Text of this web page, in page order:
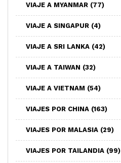
VIAJE A MYANMAR (77)
VIAJE A SINGAPUR (4)
VIAJE A SRI LANKA (42)
VIAJE A TAIWAN (32)
VIAJE A VIETNAM (54)
VIAJES POR CHINA (163)
VIAJES POR MALASIA (29)
VIAJES POR TAILANDIA (99)